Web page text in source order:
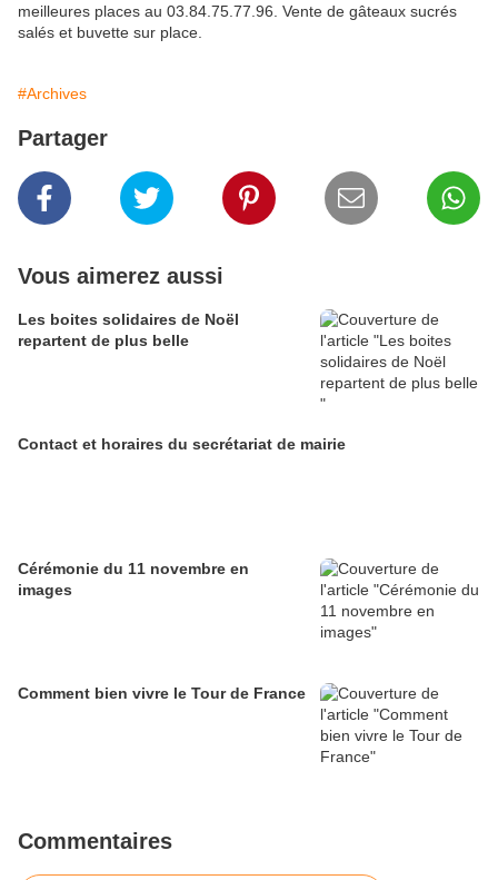
meilleures places au 03.84.75.77.96. Vente de gâteaux sucrés
salés et buvette sur place.
#Archives
Partager
Vous aimerez aussi
Les boites solidaires de Noël
repartent de plus belle
Contact et horaires du secrétariat de mairie
Cérémonie du 11 novembre en
images
Comment bien vivre le Tour de France
Commentaires